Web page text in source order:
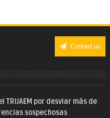
Contact us
TRIJAEM por desviar más de
sospechosas